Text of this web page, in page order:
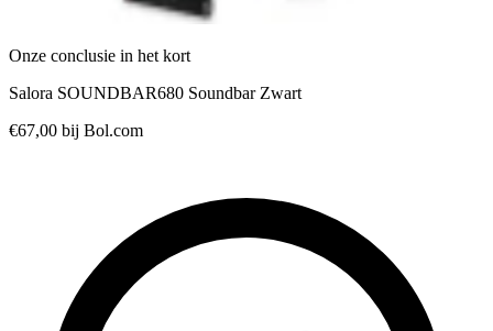
Onze conclusie in het kort
Salora SOUNDBAR680 Soundbar Zwart
€67,00 bij Bol.com